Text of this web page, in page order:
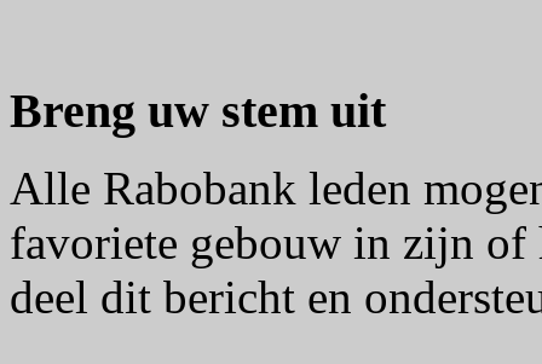
Breng uw stem uit
Alle Rabobank leden
favoriete gebouw in zijn of
deel dit bericht en